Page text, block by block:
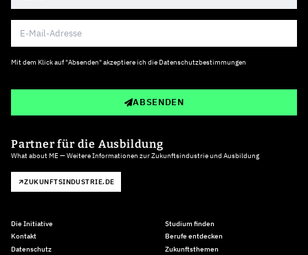
Mit dem Klick auf "Absenden" akzeptiere ich die Datenschutzbestimmungen
ABSENDEN
Partner für die Ausbildung
What about ME — Weitere Informationen zur Zukunftsindustrie und Ausbildung
ZUKUNFTSINDUSTRIE.DE
Die Initiative
Kontakt
Datenschutz
Studium finden
Berufe entdecken
Zukunftsthemen